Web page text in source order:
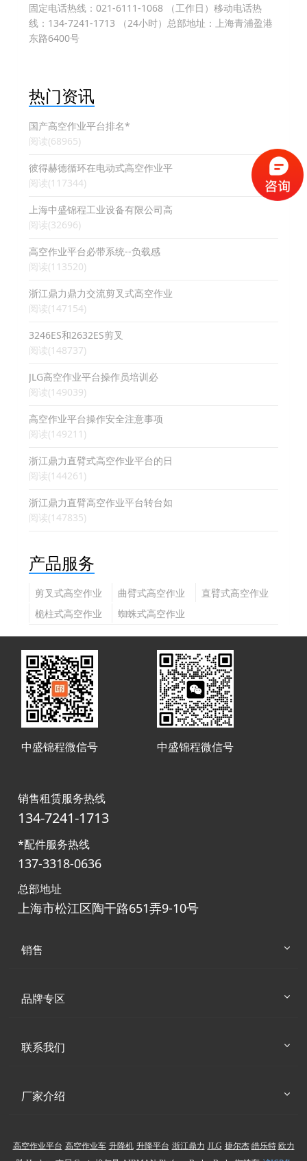
固定电话热线：021-6111-1068 （工作日）移动电话热
线：134-7241-1713 （24小时）总部地址：上海青浦盈港
东路6400号
热门资讯
国产高空作业平台排名*
阅读(68965)
彼得赫德循环在电动式高空作业平
阅读(117344)
上海中盛锦程工业设备有限公司高
阅读(32696)
高空作业平台必带系统--负载感
阅读(113520)
浙江鼎力鼎力交流剪叉式高空作业
阅读(147154)
3246ES和2632ES剪叉
阅读(148737)
JLG高空作业平台操作员培训必
阅读(149039)
高空作业平台操作安全注意事项
阅读(149211)
浙江鼎力直臂式高空作业平台的日
阅读(144261)
浙江鼎力直臂高空作业平台转台如
阅读(147835)
产品服务
剪叉式高空作业
平台
曲臂式高空作业
平台
直臂式高空作业
桅柱式高空作业
蜘蛛式高空作业
中盛锦程微信号 中盛锦程微信号
销售租赁服务热线
134-7241-1713
*配件服务热线
137-3318-0636
总部地址
上海市松江区陶干路651弄9-10号
销售
品牌专区
联系我们
厂家介绍
高空作业平台 高空作业车 升降机 升降平台 浙江鼎力 JLG 捷尔杰 皓乐特 欧力